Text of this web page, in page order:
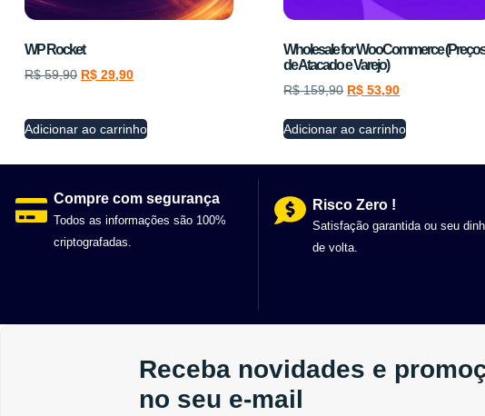
WP Rocket
R$59,90 R$ 29,90
Adicionar ao carrinho
Wholesale for WooCommerce
de Atacado e Varejo)
R$159,90 R$ 53,90
Adicionar ao carrinho
Compre com segurança
Todos as informações são 100%
criptografadas.
Risco Zero !
Satisfação garantida ou seu
de volta.
Receba novidades e
no seu e-mail